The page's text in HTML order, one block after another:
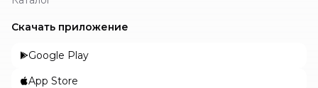
Скачать приложение
Google Play
App Store